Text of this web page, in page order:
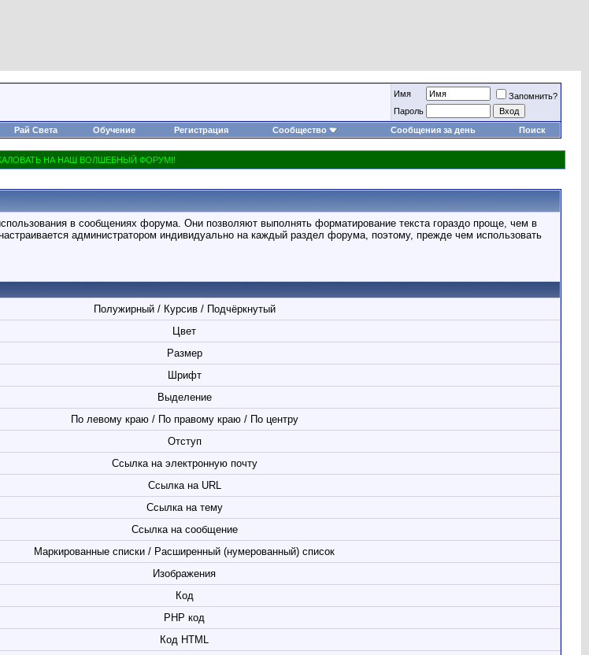
Имя
Запомнить?
Пароль
Рай Света Обучение Регистрация Сообщество Сообщения за день Поиск
в сообщениях форума. Они позволяют выполнять форматирование текста гораздо проще, чем в
администратором индивидуально на каждый раздел форума, поэтому, прежде чем использовать
Полужирный / Курсив / Подчёркнутый
Цвет
Размер
Шрифт
Выделение
По левому краю / По правому краю / По центру
Отступ
Ссылка на электронную почту
Ссылка на URL
Ссылка на тему
Ссылка на сообщение
Маркированные списки / Расширенный (нумерованный) список
Изображения
Код
PHP код
Код HTML